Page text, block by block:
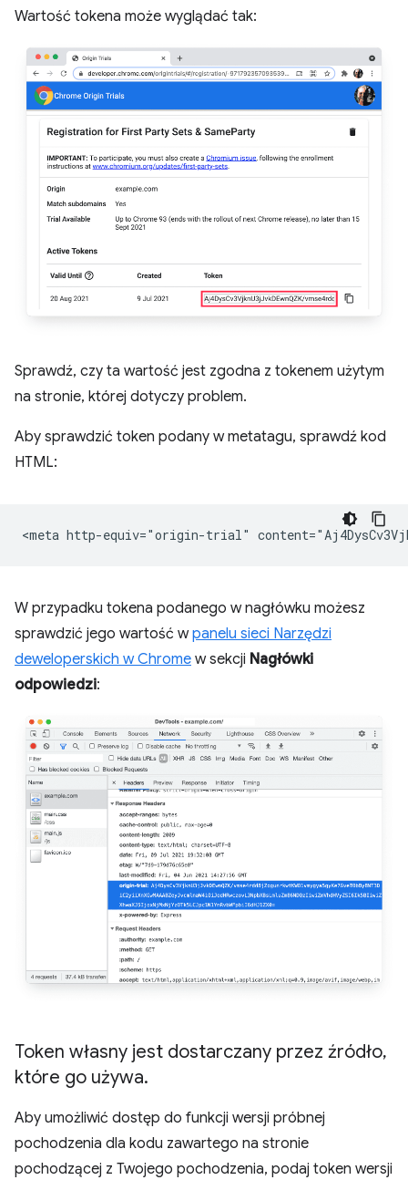
Wartość tokena może wyglądać tak:
Sprawdź, czy ta wartość jest zgodna z tokenem użytym
na stronie, której dotyczy problem.
Aby sprawdzić token podany w metatagu, sprawdź kod
HTML:
W przypadku tokena podanego w nagłówku możesz
sprawdzić jego wartość wpanelu sieci Narzędzi
deweloperskich w Chrome w sekcji Nagłówki
odpowiedzi:
Token własny jest dostarczany przez źródło,
które go używa.
Aby umożliwić dostęp do funkcji wersji próbnej
pochodzenia dla kodu zawartego na stronie
pochodzącej z Twojego pochodzenia, podaj token wersji